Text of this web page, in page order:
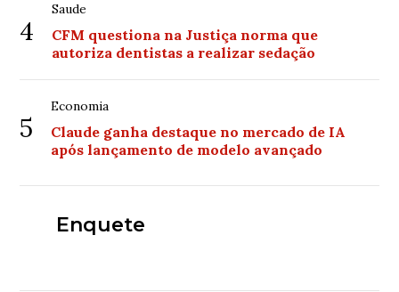
4
Saude
CFM questiona na Justiça norma que
autoriza dentistas a realizar sedação
5
Economia
Claude ganha destaque no mercado de IA
após lançamento de modelo avançado
Enquete